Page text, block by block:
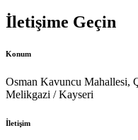
İletişime Geçin
Konum
Osman Kavuncu Mahallesi,
Melikgazi / Kayseri
İletişim